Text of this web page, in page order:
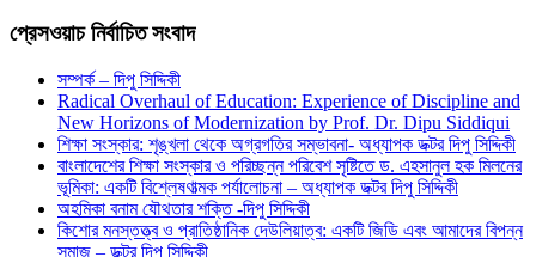
প্রেসওয়াচ নির্বাচিত সংবাদ
সম্পর্ক – দিপু সিদ্দিকী
Radical Overhaul of Education: Experience of Discipline and
New Horizons of Modernization by Prof. Dr. Dipu Siddiqui
শিক্ষা সংস্কার: শৃঙ্খলা থেকে অগ্রগতির সম্ভাবনা- অধ্যাপক ডক্টর দিপু সিদ্দিকী
বাংলাদেশের শিক্ষা সংস্কার ও পরিচ্ছন্ন পরিবেশ সৃষ্টিতে ড. এহসানুল হক মিলনের
ভূমিকা: একটি বিশ্লেষণাত্মক পর্যালোচনা – অধ্যাপক ডক্টর দিপু সিদ্দিকী
অহমিকা বনাম যৌথতার শক্তি -দিপু সিদ্দিকী
কিশোর মনস্তত্ত্ব ও প্রাতিষ্ঠানিক দেউলিয়াত্ব: একটি জিডি এবং আমাদের বিপন্ন
সমাজ – ডক্টর দিপু সিদ্দিকী